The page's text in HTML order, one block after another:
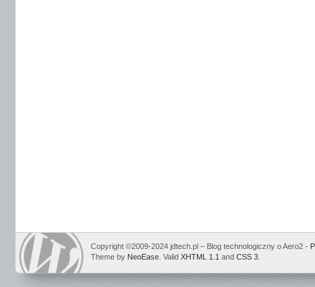
Copyright ©2009-2024 jdtech.pl – Blog technologiczny o Aero2 -
Theme by NeoEase . Valid XHTML 1.1 and CSS 3